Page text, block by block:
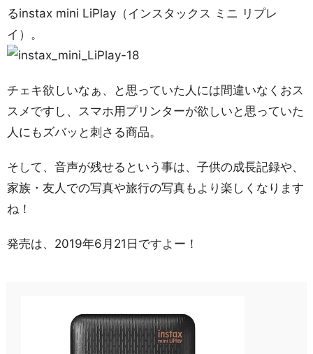
るinstax mini LiPlay（インスタックス ミニ リプレ
イ）。
チェキ欲しいなぁ、と思っていた人には間違いなくおス
スメですし、スマホ用プリンターが欲しいと思っていた
人にもズバッと刺さる商品。
そして、音声が残せるという事は、子供の成長記録や、
家族・友人での写真や旅行の写真もより楽しくなります
ね！
発売は、2019年6月21日ですよー！